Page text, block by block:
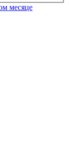
месяце